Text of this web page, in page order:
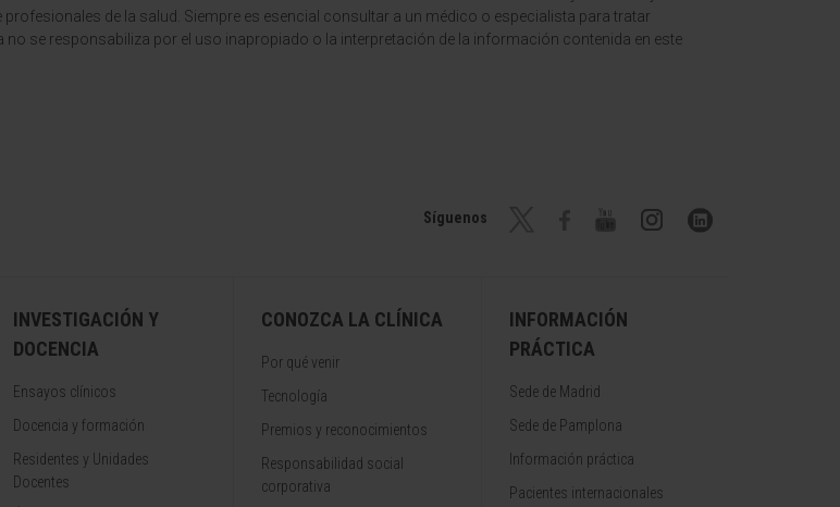
de la salud. Siempre es esencial consultar a un médico o especialista para tratar
se responsabiliza por el uso inapropiado o la interpretación de la información contenida en este
Síguenos
INVESTIGACIÓN Y
DOCENCIA
Ensayos clínicos
Docencia y formación
Residentes y Unidades
Docentes
CONOZCA LA CLÍNICA
Por qué venir
Tecnología
Premios y reconocimientos
Responsabilidad social
corporativa
INFORMACIÓN
PRÁCTICA
Sede de Madrid
Sede de Pamplona
Información práctica
Pacientes internacionales